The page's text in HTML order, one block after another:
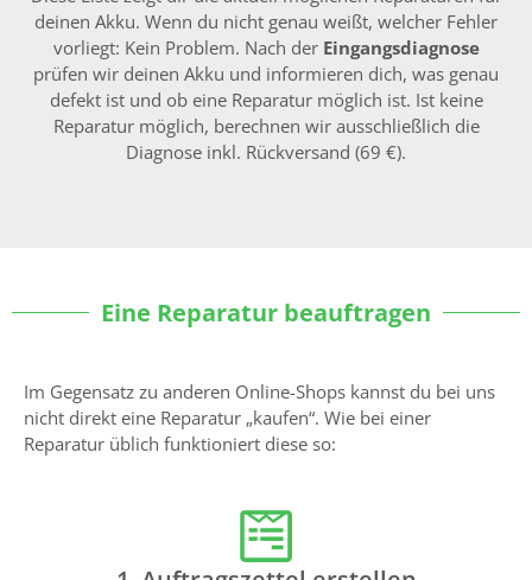
deinen Akku. Wenn du nicht genau weißt, welcher Fehler
vorliegt: Kein Problem. Nach der Eingangsdiagnose
prüfen wir deinen Akku und informieren dich, was genau
defekt ist und ob eine Reparatur möglich ist. Ist keine
Reparatur möglich, berechnen wir ausschließlich die
Diagnose inkl. Rückversand (69 €).
Eine Reparatur beauftragen
Im Gegensatz zu anderen Online-Shops kannst du bei uns
nicht direkt eine Reparatur „kaufen“. Wie bei einer
Reparatur üblich funktioniert diese so: